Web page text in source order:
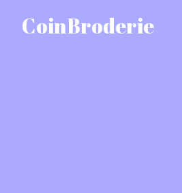
CoinBroderie